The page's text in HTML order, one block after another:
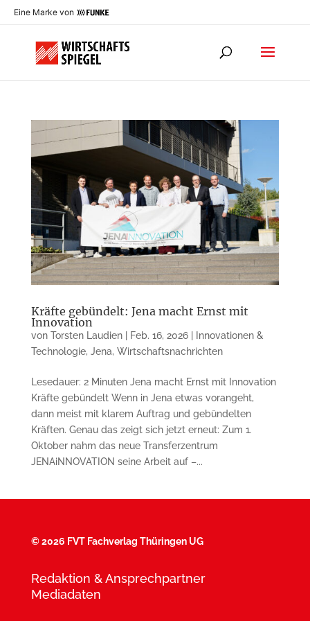
Eine Marke von
Kräfte gebündelt: Jena macht Ernst mit
Innovation
von Torsten Laudien| Feb. 16, 2026|
Innovationen &
Technologie, Jena, Wirtschaftsnachrichten
Lesedauer: 2 Minuten Jena macht Ernst mit Innovation
Kräfte gebündelt Wenn in Jena etwas vorangeht,
dann meist mit klarem Auftrag und gebündelten
Kräften. Genau das zeigt sich jetzt erneut: Zum 1.
Oktober nahm das neue Transferzentrum
JENAiNNOVATION seine Arbeit auf –...
©2026 FVT Fachverlag Thüringen UG
Redaktion & Ansprechpartner
Mediadaten